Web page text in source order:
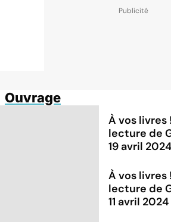
Ouvrage
À vos livres
lecture de
19 avril 2024
À vos livres
lecture de
11 avril 2024